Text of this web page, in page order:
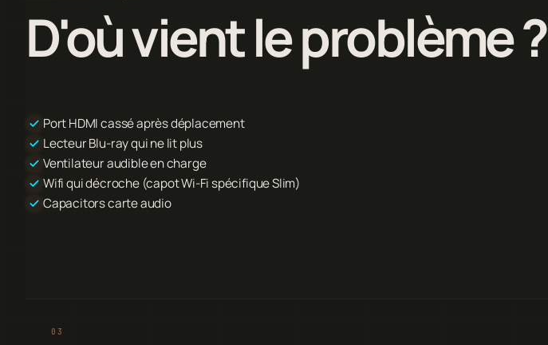
D'où vient le problème ?
Port HDMI cassé après déplacement
Lecteur Blu-ray qui ne lit plus
Ventilateur audible en charge
Wifi qui décroche (capot Wi-Fi spécifique Slim)
Capacitors carte audio